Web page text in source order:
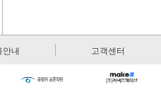
안내 고객센터